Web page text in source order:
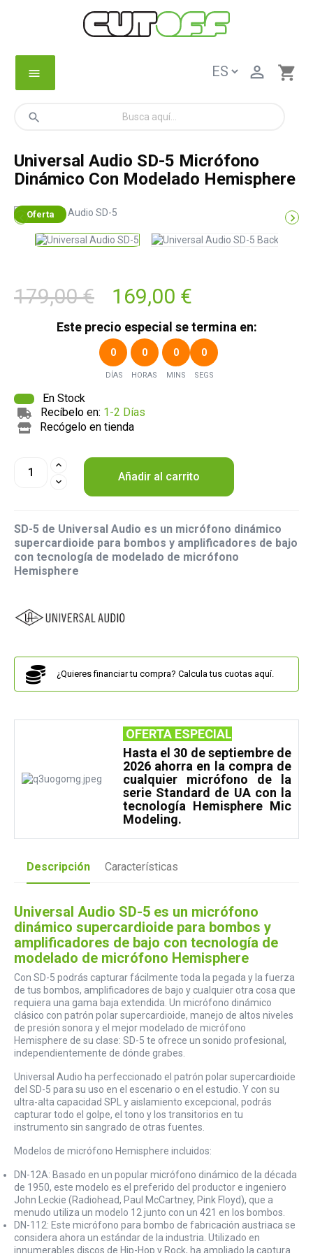
menu shopping_cart

search
Universal Audio SD-5 Micrófono
Dinámico Con Modelado Hemisphere
Oferta
 
179,00 € 169,00 €
Este precio especial se termina en:
0
SEGS
0
MINS
0
HORAS
0
DÍAS
En Stock
Recíbelo en: 1-2 Días
Recógelo en tienda
Añadir al carrito
SD-5 de Universal Audio es un micrófono dinámico
supercardioide para bombos y amplificadores de bajo
con tecnología de modelado de micrófono
Hemisphere
¿Quieres financiar tu compra? Calcula tus cuotas aquí.
OFERTA ESPECIAL
Hasta el 30 de septiembre de
2026 ahorra en la compra de
cualquier micrófono de la
serie Standard de UA con la
tecnología Hemisphere Mic
Modeling.
Descripción Características
Universal Audio SD-5 es un micrófono
dinámico supercardioide para bombos y
amplificadores de bajo con tecnología de
modelado de micrófono Hemisphere
Con SD-5 podrás capturar fácilmente toda la pegada y la fuerza
de tus bombos, amplificadores de bajo y cualquier otra cosa que
requiera una gama baja extendida. Un micrófono dinámico
clásico con patrón polar supercardioide, manejo de altos niveles
de presión sonora y el mejor modelado de micrófono
Hemisphere de su clase: SD-5 te ofrece un sonido profesional,
independientemente de dónde grabes.
Universal Audio ha perfeccionado el patrón polar supercardioide
del SD-5 para su uso en el escenario o en el estudio. Y con su
ultra-alta capacidad SPL y aislamiento excepcional, podrás
capturar todo el golpe, el tono y los transitorios en tu
instrumento sin sangrado de otras fuentes.
Modelos de micrófono Hemisphere incluidos:
DN-12A: Basado en un popular micrófono dinámico de la década
de 1950, este modelo es el preferido del productor e ingeniero
John Leckie (Radiohead, Paul McCartney, Pink Floyd), que a
menudo utiliza un modelo 12 junto con un 421 en los bombos.
DN-112: Este micrófono para bombo de fabricación austriaca se
considera ahora un estándar de la industria. Utilizado en
innumerables discos de Hip-Hop y Rock, ha ampliado la captura